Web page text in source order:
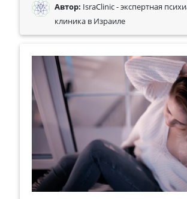
Автор: IsraClinic - экспертная
клиника в Израиле